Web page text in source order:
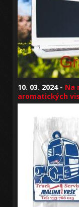
10. 03. 2024 - Na
aromatických